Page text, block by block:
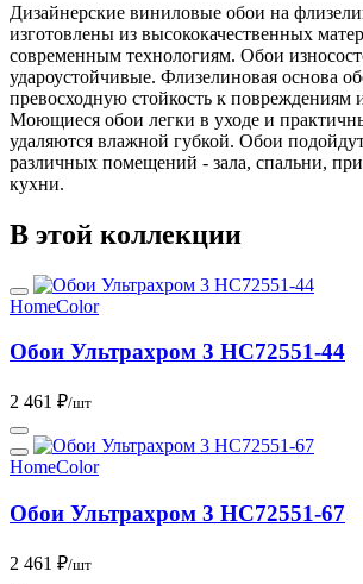
Дизайнерские виниловые обои на
изготовлены из высококачественных
современным технологиям. Обои
удароустойчивые. Флизелиновая основа
превосходную стойкость к повреждениям
Моющиеся обои легки в уходе и
удаляются влажной губкой. Обои
различных помещений - зала, спальни,
кухни.
В этой коллекции
HomeColor
Обои Ультрахром 3 HC72551-44
2 461 ₽/шт
HomeColor
Обои Ультрахром 3 HC72551-67
2 461 ₽/шт